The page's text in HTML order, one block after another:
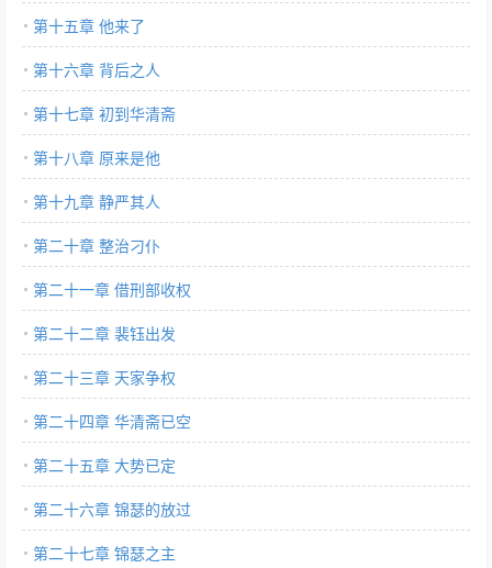
第十五章 他来了
第十六章 背后之人
第十七章 初到华清斋
第十八章 原来是他
第十九章 静严其人
第二十章 整治刁仆
第二十一章 借刑部收权
第二十二章 裴钰出发
第二十三章 天家争权
第二十四章 华清斋已空
第二十五章 大势已定
第二十六章 锦瑟的放过
第二十七章 锦瑟之主